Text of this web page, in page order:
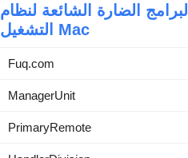
البرامج الضارة الشائعة لنظام
التشغيل Mac
Fuq.com
ManagerUnit
PrimaryRemote